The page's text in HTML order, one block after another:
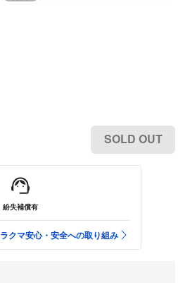
SOLD OUT
紛失補償有
ラクマ安心・安全への取り組み